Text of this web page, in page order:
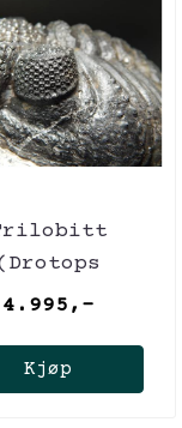
4.995,-
Kjøp